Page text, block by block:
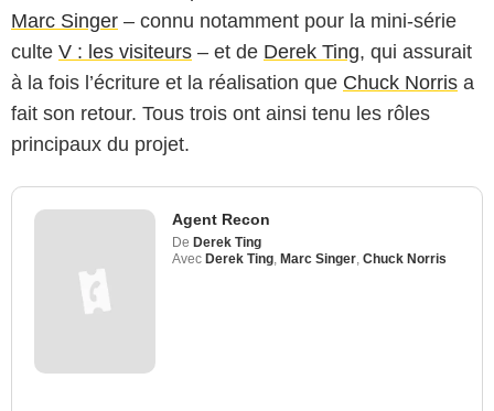
Marc Singer – connu notamment pour la mini-série
culte V : les visiteurs – et de Derek Ting, qui assurait
à la fois l’écriture et la réalisation que Chuck Norris a
fait son retour. Tous trois ont ainsi tenu les rôles
principaux du projet.
Agent Recon
De Derek Ting
Avec Derek Ting Marc Singer Chuck Norris